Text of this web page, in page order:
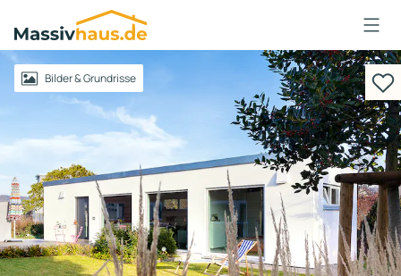
Massivhaus
Logo
AnmeldenBilder & Grundrisse